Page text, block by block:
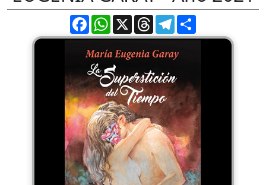
FacebookWhatsApp
X ThreadsTelegram